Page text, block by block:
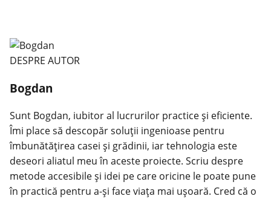
DESPRE AUTOR
Bogdan
Sunt Bogdan, iubitor al lucrurilor practice și eficiente.
Îmi place să descopăr soluții ingenioase pentru
îmbunătățirea casei și grădinii, iar tehnologia este
deseori aliatul meu în aceste proiecte. Scriu despre
metode accesibile și idei pe care oricine le poate pune
în practică pentru a-și face viața mai ușoară. Cred că o